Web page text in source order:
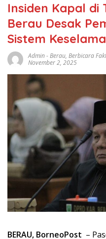
Insiden Kapal di
Berau Desak
Sistem
Admin-Berau, Berbicara
November 2, 2025
BERAU, BorneoPost –